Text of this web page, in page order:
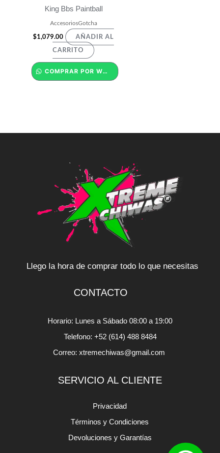
King Bbs Paintball
AccesoriosGotcha
$1,079.00 AÑADIR AL
CARRITO
COMPRAR POR WHATSAPP
Llego la hora de comprar todo lo que necesitas
CONTACTO
Horario: Lunes a Sábado 08:00 a 19:00
Telefono: +52 (614) 488 8484
Correo: xtremechiwas@gmail.com
SERVICIO AL CLIENTE
Privacidad
Términos y Condiciones
Devoluciones y Garantías